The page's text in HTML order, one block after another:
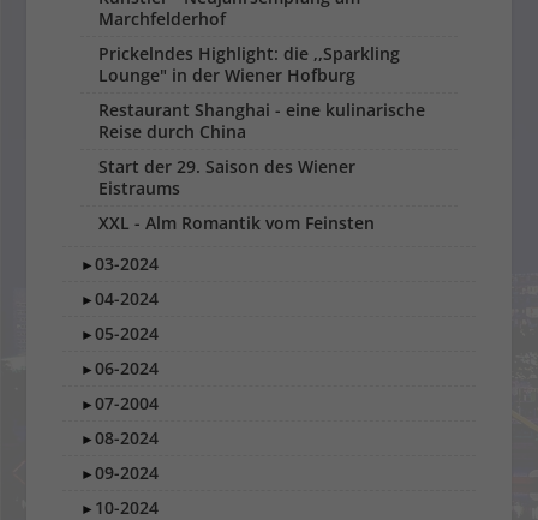
Marchfelderhof
Prickelndes Highlight: die ,,Sparkling
Lounge" in der Wiener Hofburg
Restaurant Shanghai - eine kulinarische
Reise durch China
Start der 29. Saison des Wiener
Eistraums
XXL - Alm Romantik vom Feinsten
►03-2024
►04-2024
►05-2024
►06-2024
►07-2004
►08-2024
►09-2024
► 10-2024